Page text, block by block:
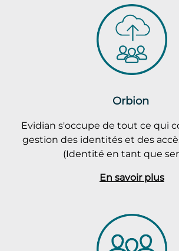
Orbion
Evidian s'occupe de tout ce qui
gestion des identités et des
(Identité en tant que
En savoir plus